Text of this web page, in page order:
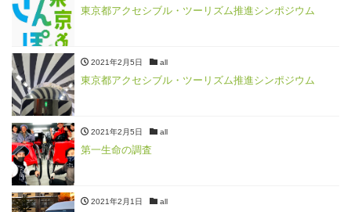
東京都アクセシブル・ツーリズム推進シンポジウム
2021年2月5日 all
東京都アクセシブル・ツーリズム推進シンポジウム
2021年2月5日 all
第一生命の調査
2021年2月1日 all